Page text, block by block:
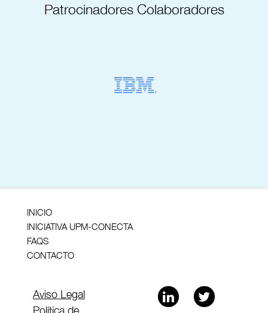
Patrocinadores Colaboradores
INICIO
INICIATIVA UPM-CONECTA
FAQS
CONTACTO
Aviso Legal
Política de